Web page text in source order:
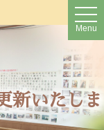
t
o
g
g
n
a
v
i
g
a
Menu
新いたしま